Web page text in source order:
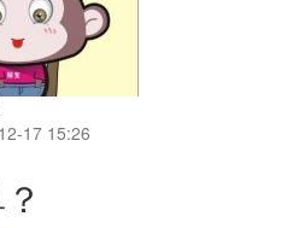
17 15:26